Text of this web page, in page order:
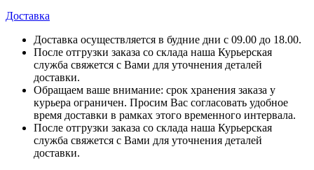
Доставка
Доставка осуществляется в будние дни с 09.00 до 18.00.
После отгрузки заказа со склада наша Курьерская
служба свяжется с Вами для уточнения деталей
доставки.
Обращаем ваше внимание: срок хранения заказа у
курьера ограничен. Просим Вас согласовать удобное
время доставки в рамках этого временного интервала.
После отгрузки заказа со склада наша Курьерская
служба свяжется с Вами для уточнения деталей
доставки.